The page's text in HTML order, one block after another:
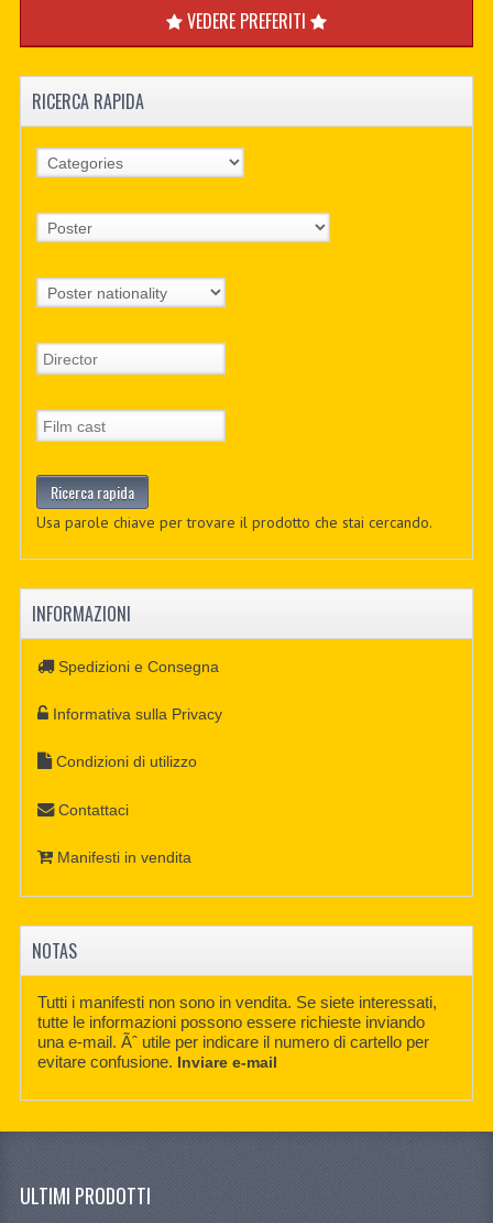
VEDERE PREFERITI
RICERCA RAPIDA
Usa parole chiave per trovare il prodotto che stai cercando.
INFORMAZIONI
Spedizioni e Consegna
Informativa sulla Privacy
Condizioni di utilizzo
Contattaci
Manifesti in vendita
NOTAS
Tutti i manifesti non sono in vendita. Se siete interessati,
tutte le informazioni possono essere richieste inviando
una e-mail. Ãˆ utile per indicare il numero di cartello per
evitare confusione. Inviare e-mail
ULTIMI PRODOTTI